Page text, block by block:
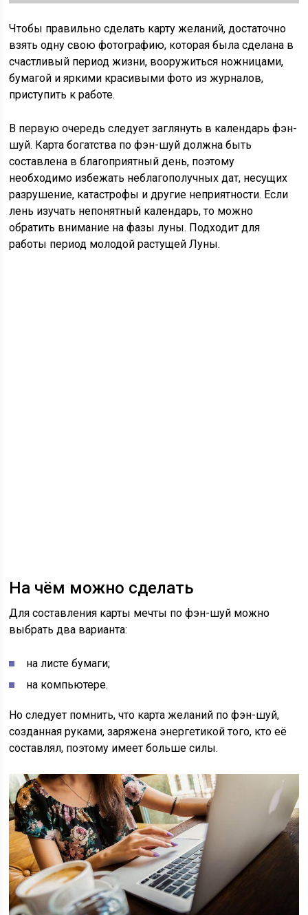
Чтобы правильно сделать карту желаний, достаточно
взять одну свою фотографию, которая была сделана в
счастливый период жизни, вооружиться ножницами,
бумагой и яркими красивыми фото из журналов,
приступить к работе.
В первую очередь следует заглянуть в календарь фэн-
шуй. Карта богатства по фэн-шуй должна быть
составлена в благоприятный день, поэтому
необходимо избежать неблагополучных дат, несущих
разрушение, катастрофы и другие неприятности. Если
лень изучать непонятный календарь, то можно
обратить внимание на фазы луны. Подходит для
работы период молодой растущей Луны.
На чём можно сделать
Для составления карты мечты по фэн-шуй можно
выбрать два варианта:
на листе бумаги;
на компьютере.
Но следует помнить, что карта желаний по фэн-шуй,
созданная руками, заряжена энергетикой того, кто её
составлял, поэтому имеет больше силы.